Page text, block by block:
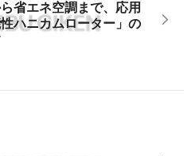
省エネ空調まで、応用
ハニカムローター」の